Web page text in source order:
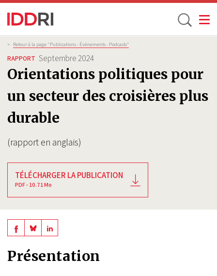
Aller
au
contenu
principal
Toggle
Fil
d'Ariane
> Retour à la page "Publications - Évènements - Podcasts”
RAPPORT Septembre 2024
Orientations politiques pour
un secteur des croisières plus
durable
(rapport en anglais)
TÉLÉCHARGER LA PUBLICATION
PDF - 10.71 Mo
Share
on
Share
BlueSky
Share
Linkedin
Présentation